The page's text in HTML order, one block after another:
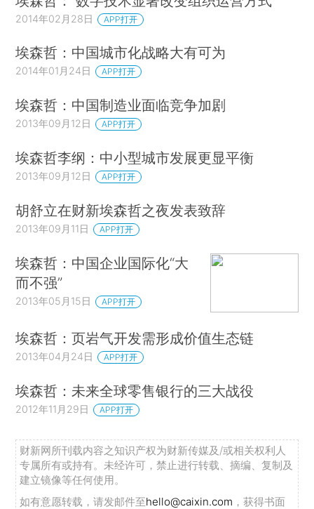
2014年02月28日 APP打开
埃森哲：中国城市化战略大有可为
2014年01月24日 APP打开
埃森哲：中国制造业面临竞争加剧
2013年09月12日 APP打开
埃森哲李纲：中小型城市发展更显平衡
2013年09月12日 APP打开
胡舒立在财新埃森哲之夜发表致辞
2013年09月11日 APP打开
埃森哲：中国企业国际化“大
而不强”
2013年05月15日 APP打开
埃森哲：页岩气开发需形成价值生态链
2013年04月24日 APP打开
埃森哲：未来全球零售银行的三大战役
2012年11月29日 APP打开
财新网所刊载内容之知识产权为财新传媒及/或相关权利人
专属所有或持有。未经许可，禁止进行转载、摘编、复制及
建立镜像等任何使用。
如有意愿转载，请发邮件至hello@caixin.com ，获得书面